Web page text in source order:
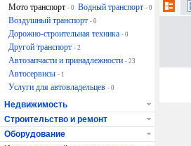
Мото транспорт - 0 Водный транспорт - 0
Воздушный транспорт - 0
Дорожно-строительная техника - 0
Другой транспорт - 2
Автозапчасти и принадлежности - 23
Автосервисы - 1
Услуги для автовладельцев - 0
Недвижимость
Строительство и ремонт
Оборудование